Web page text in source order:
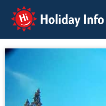
Holiday Info